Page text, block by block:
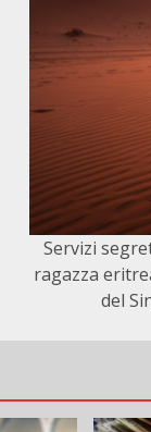
Servizi
ragazza
del